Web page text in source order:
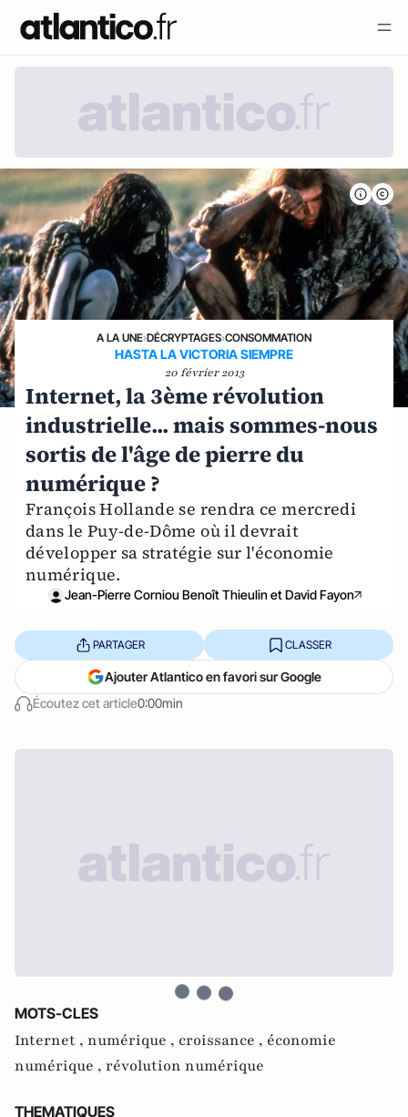
A LA UNE›DÉCRYPTAGES›CONSOMMATION
HASTA LA VICTORIA SIEMPRE
20 février 2013
Internet, la 3ème révolution
industrielle... mais sommes-nous
sortis de l'âge de pierre du
numérique ?
François Hollande se rendra ce mercredi
dans le Puy-de-Dôme où il devrait
développer sa stratégie sur l'économie
numérique.
Jean-Pierre Corniou Benoît Thieulin et David Fayon
Écoutez cet article0:00min
PARTAGER CLASSER
Ajouter Atlantico en favori sur Google
MOTS-CLES
Internet , numérique , croissance , économie
numérique , révolution numérique
THEMATIQUES